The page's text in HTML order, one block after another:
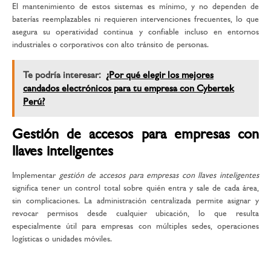
El mantenimiento de estos sistemas es mínimo, y no dependen de
baterías reemplazables ni requieren intervenciones frecuentes, lo que
asegura su operatividad continua y confiable incluso en entornos
industriales o corporativos con alto tránsito de personas.
Te podría interesar: ¿Por qué elegir los mejores
candados electrónicos para tu empresa con Cybertek
Perú?
Gestión de accesos para empresas con
llaves inteligentes
Implementar gestión de accesos para empresas con llaves inteligentes
significa tener un control total sobre quién entra y sale de cada área,
sin complicaciones. La administración centralizada permite asignar y
revocar permisos desde cualquier ubicación, lo que resulta
especialmente útil para empresas con múltiples sedes, operaciones
logísticas o unidades móviles.